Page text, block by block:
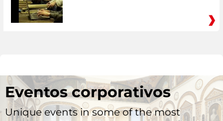
Eventos corporativos
Unique events in some of the most